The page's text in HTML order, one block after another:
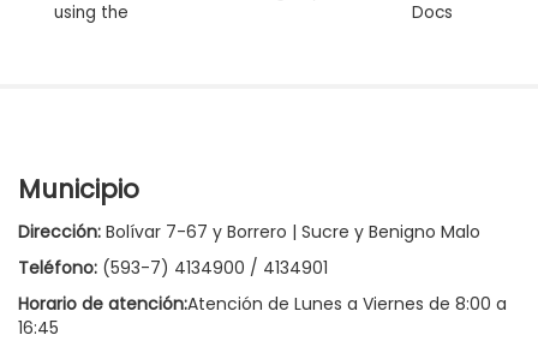
using the
Docs
Municipio
Dirección: Bolívar 7-67 y Borrero | Sucre y Benigno Malo
Teléfono: (593-7) 4134900 / 4134901
Horario de atención:Atención de Lunes a Viernes de 8:00 a
16:45